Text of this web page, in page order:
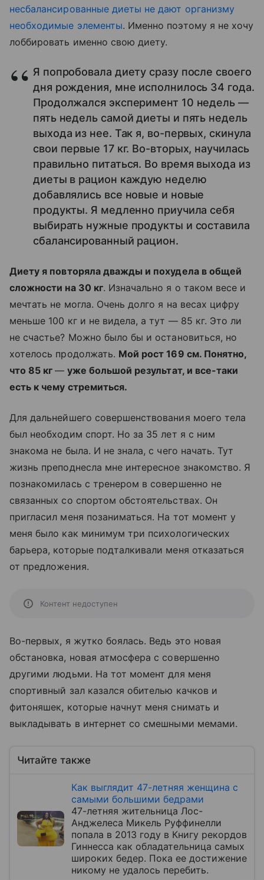
несбалансированные диеты не дают организму
необходимые элементы. Именно поэтому я не хочу
лоббировать именно свою диету.
Я попробовала диету сразу после своего
дня рождения, мне исполнилось 34 года.
Продолжался эксперимент 10 недель —
пять недель самой диеты и пять недель
выхода из нее. Так я, во-первых, скинула
свои первые 17 кг. Во-вторых, научилась
правильно питаться. Во время выхода из
диеты в рацион каждую неделю
добавлялись все новые и новые
продукты. Я медленно приучила себя
выбирать нужные продукты и составила
сбалансированный рацион.
Диету я повторяла дважды и похудела в общей
сложности на 30 кг. Изначально я о таком весе и
мечтать не могла. Очень долго я на весах цифру
меньше 100 кг и не видела, а тут — 85 кг. Это ли
не счастье? Можно было бы и остановиться, но
хотелось продолжать. Мой рост 169 см. Понятно,
что 85 кг— уже большой результат, и все-таки
есть к чему стремиться.
Для дальнейшего совершенствования моего тела
был необходим спорт. Но за 35 лет я с ним
знакома не была. И не знала, с чего начать. Тут
жизнь преподнесла мне интересное знакомство. Я
познакомилась с тренером в совершенно не
связанных со спортом обстоятельствах. Он
пригласил меня позаниматься. На тот момент у
меня было как минимум три психологических
барьера, которые подталкивали меня отказаться
от предложения.
Контент недоступен
Во-первых, я жутко боялась. Ведь это новая
обстановка, новая атмосфера с совершенно
другими людьми. На тот момент для меня
спортивный зал казался обителью качков и
фитоняшек, которые начнут меня снимать и
выкладывать в интернет со смешными мемами.
Читайте также
Как выглядит 47-летняя женщина с
самыми большими бедрами
47-летняя жительница Лос-
Анджелеса Микель Руффинелли
попала в 2013 году в Книгу рекордов
Гиннесса как обладательница самых
широких бедер. Пока ее достижение
никому не удалось перебить.